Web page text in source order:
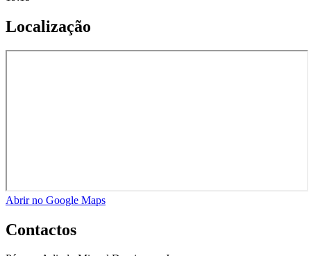
Localização
Abrir no Google Maps
Contactos